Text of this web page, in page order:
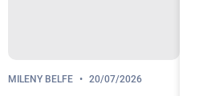
MILENY BELFE 20/07/2026